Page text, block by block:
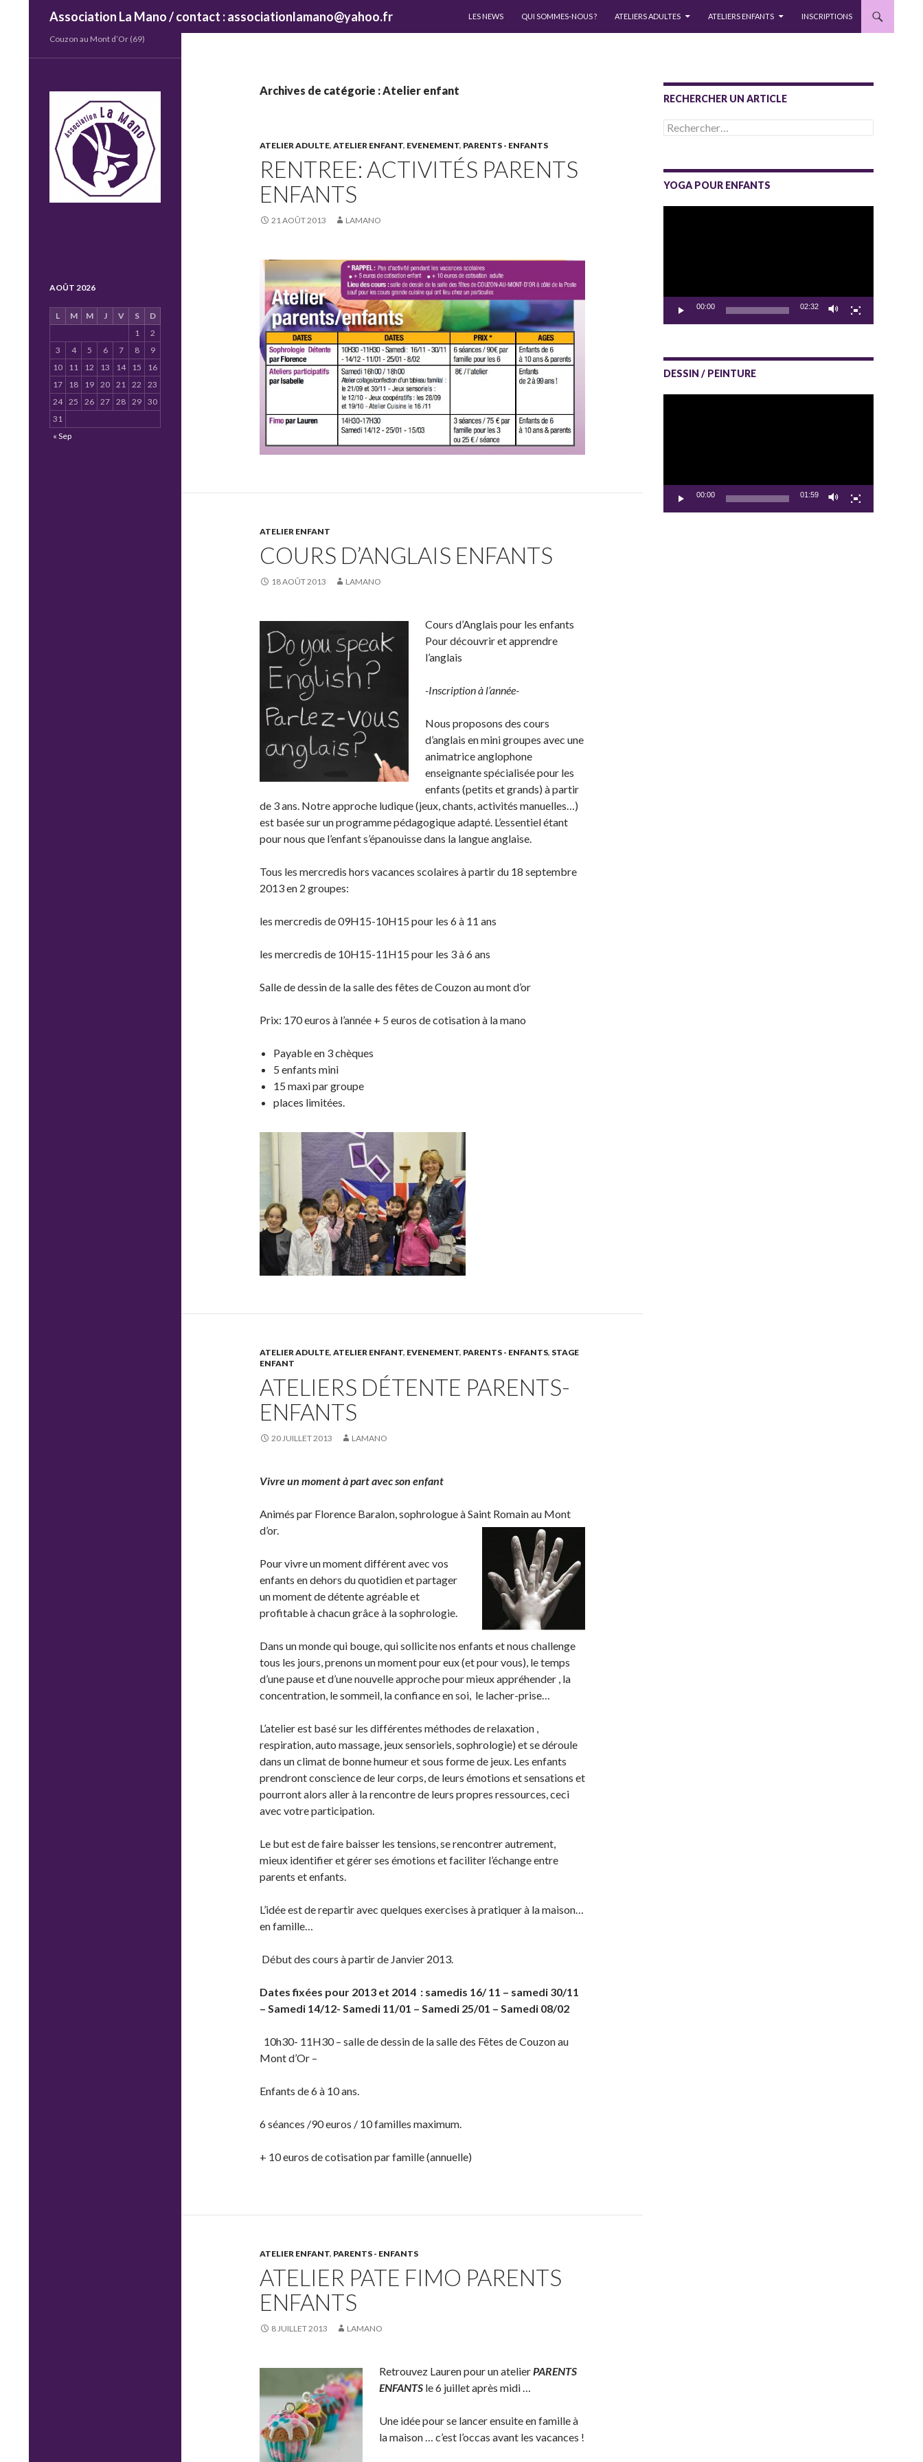
Association La Mano / contact : associationlamano@yahoo.fr
LES NEWS
QUI SOMMES-NOUS ? ATELIERS ADULTES ATELIERS ENFANTS INSCRIPTIONS
Archives de catégorie : Atelier enfant
ATELIER ADULTE, ATELIER ENFANT, EVENEMENT, PARENTS - ENFANTS
RENTREE: ACTIVITÉS PARENTS
ENFANTS
21 AOÛT 2013 LAMANO
ATELIER ENFANT
COURS D’ANGLAIS ENFANTS
18 AOÛT 2013 LAMANO
Cours d’Anglais pour les enfants
Pour découvrir et apprendre
l’anglais
-Inscription à l’année-
Nous proposons des cours
d’anglais en mini groupes avec une
animatrice anglophone
enseignante spécialisée pour les
enfants (petits et grands) à partir
de 3 ans. Notre approche ludique (jeux, chants, activités manuelles…)
est basée sur un programme pédagogique adapté. L’essentiel étant
pour nous que l’enfant s’épanouisse dans la langue anglaise.
Tous les mercredis hors vacances scolaires à partir du 18 septembre
2013 en 2 groupes:
les mercredis de 09H15-10H15 pour les 6 à 11 ans
les mercredis de 10H15-11H15 pour les 3 à 6 ans
Salle de dessin de la salle des fêtes de Couzon au mont d’or
Prix: 170 euros à l’année + 5 euros de cotisation à la mano
Payable en 3 chèques
5 enfants mini
15 maxi par groupe
places limitées.
ATELIER ADULTE, ATELIER ENFANT, EVENEMENT, PARENTS - ENFANTS, STAGE
ENFANT
ATELIERS DÉTENTE PARENTS-
ENFANTS
20 JUILLET 2013 LAMANO
Vivre un moment à part avec son enfant
Animés par Florence Baralon, sophrologue à Saint Romain au Mont
d’or.
Pour vivre un moment différent avec vos
enfants en dehors du quotidien et partager
un moment de détente agréable et
profitable à chacun grâce à la sophrologie.
Dans un monde qui bouge, qui sollicite nos enfants et nous challenge
tous les jours, prenons un moment pour eux (et pour vous), le temps
d’une pause et d’une nouvelle approche pour mieux appréhender , la
concentration, le sommeil, la confiance en soi, le lacher-prise…
L’atelier est basé sur les différentes méthodes de relaxation ,
respiration, auto massage, jeux sensoriels, sophrologie) et se déroule
dans un climat de bonne humeur et sous forme de jeux. Les enfants
prendront conscience de leur corps, de leurs émotions et sensations et
pourront alors aller à la rencontre de leurs propres ressources, ceci
avec votre participation.
Le but est de faire baisser les tensions, se rencontrer autrement,
mieux identifier et gérer ses émotions et faciliter l’échange entre
parents et enfants.
L’idée est de repartir avec quelques exercises à pratiquer à la maison…
en famille…
Début des cours à partir de Janvier 2013.
Dates fixées pour 2013 et 2014 : samedis 16/ 11 – samedi 30/11
– Samedi 14/12- Samedi 11/01 – Samedi 25/01 – Samedi 08/02
10h30- 11H30 – salle de dessin de la salle des Fêtes de Couzon au
Mont d’Or –
Enfants de 6 à 10 ans.
6 séances /90 euros / 10 familles maximum.
+ 10 euros de cotisation par famille (annuelle)
ATELIER ENFANT, PARENTS - ENFANTS
ATELIER PATE FIMO PARENTS
ENFANTS
8 JUILLET 2013 LAMANO
Retrouvez Lauren pour un atelierPARENTS
ENFANTS le 6 juillet après midi …
Une idée pour se lancer ensuite en famille à
la maison … c’est l’occas avant les vacances !
RECHERCHER UN ARTICLE
Rechercher :
YOGA POUR ENFANTS
00:00 02:32
DESSIN / PEINTURE
00:00 01:59
Couzon au Mont d’Or (69)
AOÛT 2026
L M M J V S
D
1
2
3
4 5 6 7 8
9
10
11 12 13 14 15
16
17
18 19 20 21 22
23
24 25 26 27 28 29 30
31
« Sep